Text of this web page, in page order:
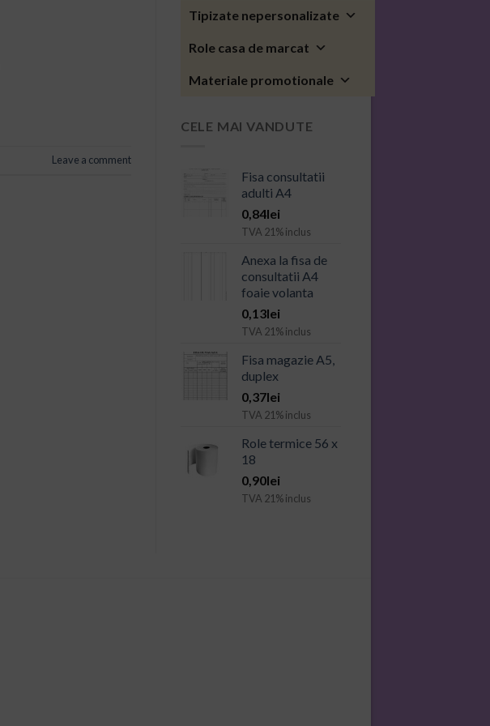
Leave a comment
Tipizate nepersonalizate
Role casa de marcat
Materiale promotionale
CELE MAI VANDUTE
Fisa consultatii
adulti A4
0,84lei
TVA 21% inclus
Anexa la fisa de
consultatii A4
foaie volanta
0,13lei
TVA 21% inclus
Fisa magazie A5,
duplex
0,37lei
TVA 21% inclus
Role termice 56 x
18
0,90lei
TVA 21% inclus